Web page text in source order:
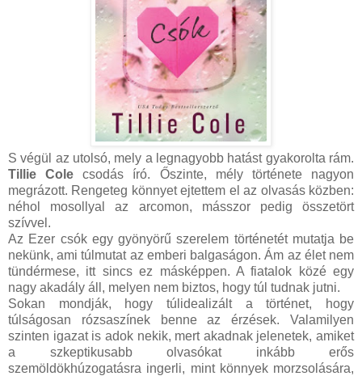
S végül az utolsó, mely a legnagyobb hatást gyakorolta rám.
Tillie Cole csodás író. Őszinte, mély története nagyon
megrázott. Rengeteg könnyet ejtettem el az olvasás közben:
néhol mosollyal az arcomon, másszor pedig összetört
szívvel.
Az Ezer csók egy gyönyörű szerelem történetét mutatja be
nekünk, ami túlmutat az emberi balgaságon. Ám az élet nem
tündérmese, itt sincs ez másképpen. A fiatalok közé egy
nagy akadály áll, melyen nem biztos, hogy túl tudnak jutni.
Sokan mondják, hogy túlidealizált a történet, hogy
túlságosan rózsaszínek benne az érzések. Valamilyen
szinten igazat is adok nekik, mert akadnak jelenetek, amiket
a szkeptikusabb olvasókat inkább erős
szemöldökhúzogatásra ingerli, mint könnyek morzsolására,